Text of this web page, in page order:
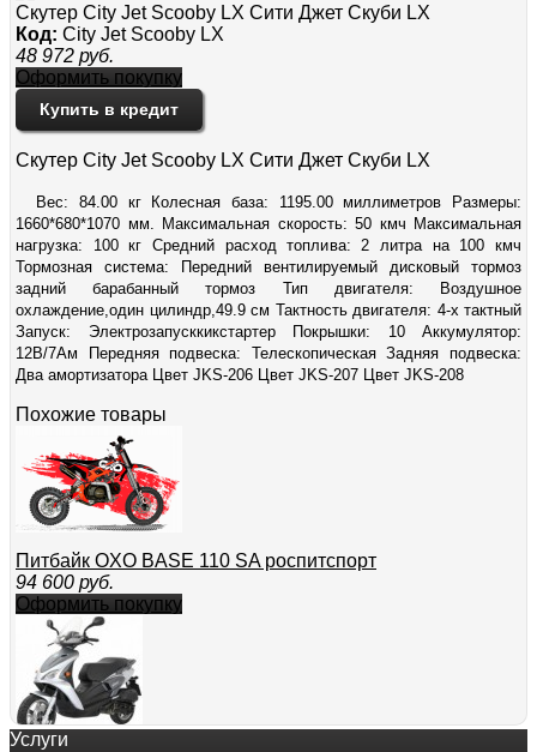
Скутер City Jet Scooby LX Сити Джет Скуби LX
Код: City Jet Scooby LX
48 972 руб.
Оформить покупку
Купить в кредит
Скутер City Jet Scooby LX Сити Джет Скуби LX
Вес: 84.00 кг Колесная база: 1195.00 миллиметров Размеры:
1660*680*1070 мм. Максимальная скорость: 50 кмч Максимальная
нагрузка: 100 кг Средний расход топлива: 2 литра на 100 кмч
Тормозная система: Передний вентилируемый дисковый тормоз
задний барабанный тормоз Тип двигателя: Воздушное
охлаждение,один цилиндр,49.9 см Тактность двигателя: 4-х тактный
Запуск: Электрозапусккикстартер Покрышки: 10 Аккумулятор:
12В/7Aм Передняя подвеска: Телескопическая Задняя подвеска:
Два амортизатора Цвет JKS-206 Цвет JKS-207 Цвет JKS-208
Похожие товары
Питбайк OXO BASE 110 SA роспитспорт
94 600 руб.
Оформить покупку
Услуги